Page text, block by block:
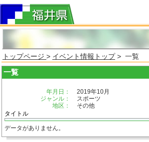
トップページ > イベント情報トップ> 一覧
一覧
年月日：
2019年10月
ジャンル：
スポーツ
地区：
その他
タイトル
データがありません。